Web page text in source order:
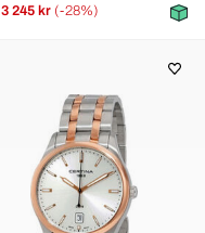
3 245 kr (-28%)